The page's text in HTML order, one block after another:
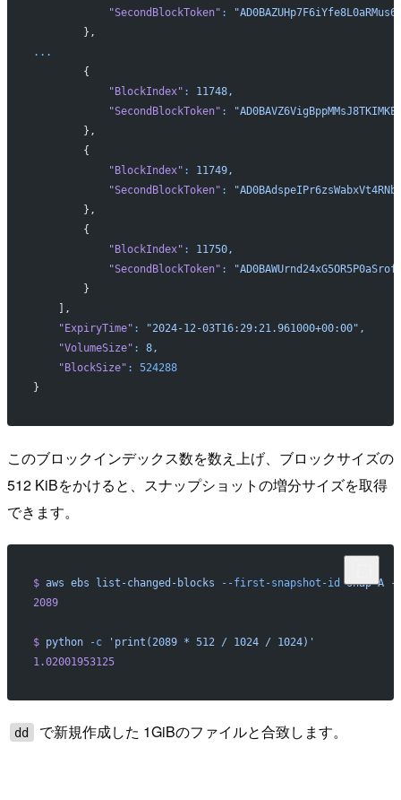
            "SecondBlockToken"
:
        },
...
        {
            "BlockIndex"
:
11748,
            "SecondBlockToken"
:
        },
        {
            "BlockIndex"
:
11749,
            "SecondBlockToken"
:
        },
        {
            "BlockIndex"
:
11750,
            "SecondBlockToken"
:
        }
    ],
    "ExpiryTime"
:
"2024-12-03T16:29:21.961000+00:00",
    "VolumeSize"
:
8,
    "BlockSize"
:
524288
}
このブロックインデックス数を数え上げ、ブロックサイズの
512 KiBをかけると、スナップショットの増分サイズを取得
できます。
$ aws ebs list-changed-blocks --first-snapshot-id snap-A --
2089
$ python -c 'print(2089 * 512 / 1024 / 1024)'
1.02001953125
dd で新規作成した 1GiBのファイルと合致します。